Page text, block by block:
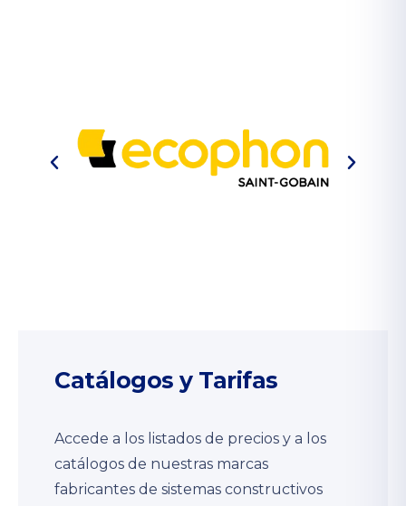
Catálogos y Tarifas
Accede a los listados de precios y a los
catálogos de nuestras marcas
fabricantes de sistemas constructivos